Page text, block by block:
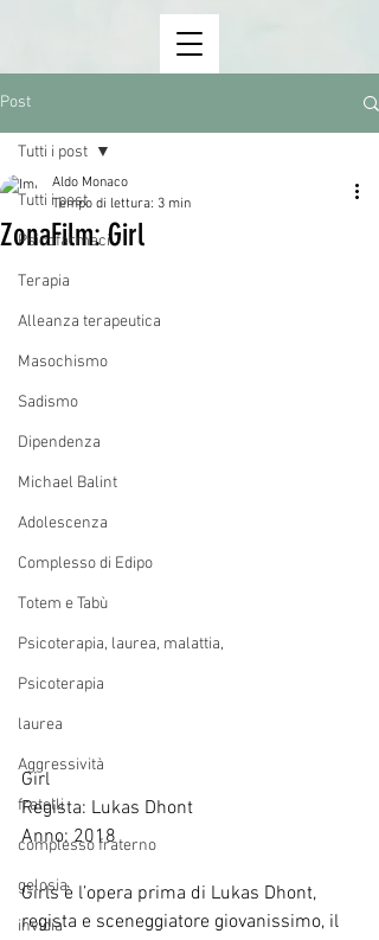
Post
Tutti i post
Psicofarmaci
Terapia
Alleanza terapeutica
Masochismo
Sadismo
Dipendenza
Michael Balint
Adolescenza
Complesso di Edipo
Totem e Tabù
Psicoterapia, laurea, malattia,
Psicoterapia
laurea
Aggressività
fratelli
complesso fraterno
gelosia
invidia
Tutti i post
ZonaFilm: Girl
Aldo Monaco
Tempo di lettura: 3 min
Girl
Regista: Lukas Dhont
Anno: 2018
Girls è l’opera prima di Lukas Dhont,
regista e sceneggiatore giovanissimo, il